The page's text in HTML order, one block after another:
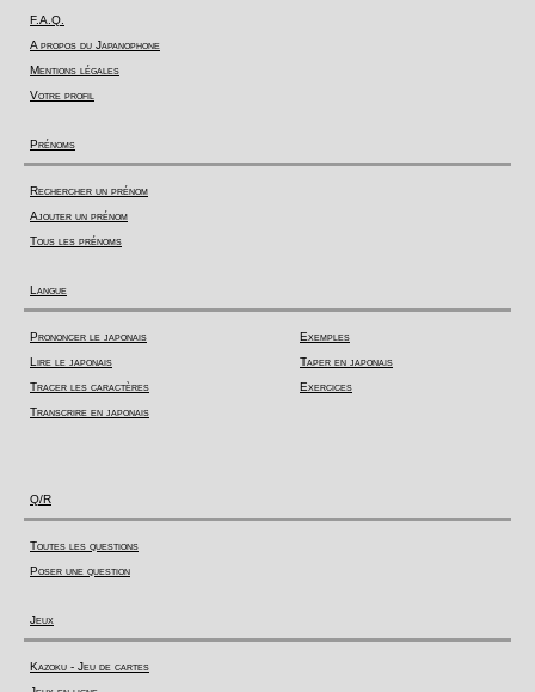
F.A.Q.
A propos du Japanophone
Mentions légales
Votre profil
Prénoms
Rechercher un prénom
Ajouter un prénom
Tous les prénoms
Langue
Prononcer le japonais
Lire le japonais
Tracer les caractères
Transcrire en japonais
Exemples
Taper en japonais
Exercices
Q/R
Toutes les questions
Poser une question
Jeux
Kazoku - Jeu de cartes